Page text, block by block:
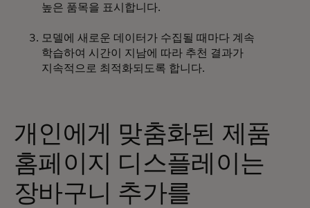
높은 품목을 표시합니다.
모델에 새로운 데이터가 수집될 때마다 계속
학습하여 시간이 지남에 따라 추천 결과가
지속적으로 최적화되도록 합니다.
개인에게 맞춤화된 제품
홈페이지 디스플레이는
장바구니 추가를